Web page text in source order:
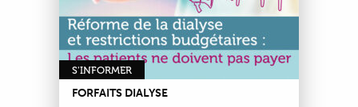
S'INFORMER
FORFAITS DIALYSE